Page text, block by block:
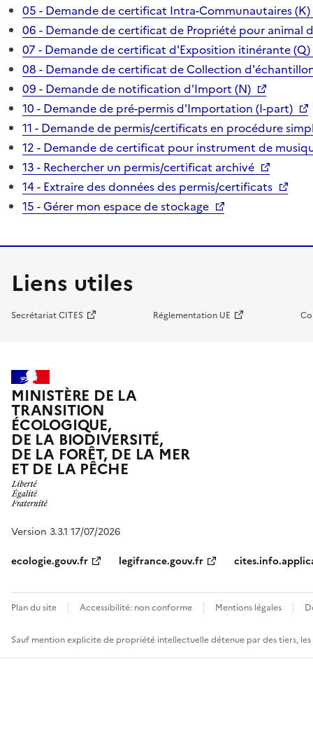
05 - Demande de certificat Intra-Communautaires (K)
06 - Demande de certificat de Propriété pour animal
07 - Demande de certificat d'Exposition itinérante (Q)
08 - Demande de certificat de Collection
09 - Demande de notification d'Import (N)
10 - Demande de pré-permis d'Importation (I-part)
11 - Demande de permis/certificats en procédure
12 - Demande de certificat pour instrument de
13 - Rechercher un permis/certificat archivé
14 - Extraire des données des permis/certificats
15 - Gérer mon espace de stockage
Liens utiles
Secrétariat CITES Réglementation UE
MINISTÈRE DE LA
TRANSITION
ÉCOLOGIQUE,
DE LA BIODIVERSITÉ,
DE LA FORÊT, DE LA MER
ET DE LA PÊCHE
Version 3.3.1 17/07/2026
ecologie.gouv.fr
legifrance.gouv.fr
Plan du site Accessibilité: non conforme Mentions légales
Sauf mention explicite de propriété intellectuelle détenue par des tiers,